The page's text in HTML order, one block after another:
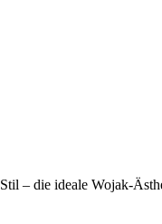
– die ideale Wojak-